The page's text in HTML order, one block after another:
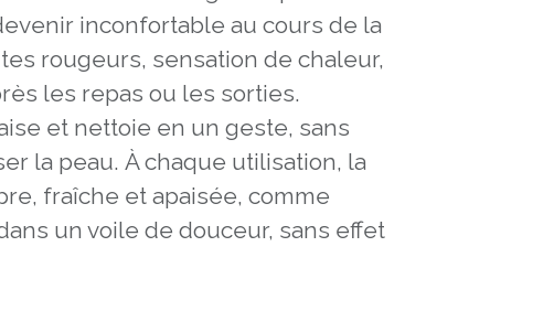
inconfortable au cours de la
rougeurs, sensation de chaleur,
les repas ou les sorties.
et nettoie en un geste, sans
la peau. À chaque utilisation, la
fraîche et apaisée, comme
un voile de douceur, sans effet